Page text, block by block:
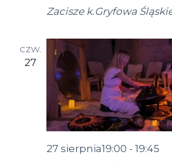
Zacisze k.Gryfowa
czw.
27
27 sierpnia19:00 - 19:45